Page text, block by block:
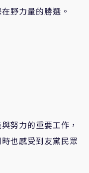
野力量的勝選。
努力的重要工作，
也感受到友黨民眾